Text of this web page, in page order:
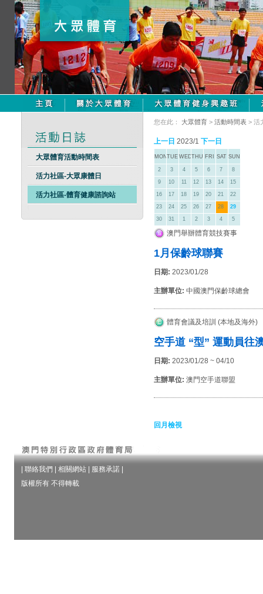
大眾體育活動時間表
活力社區-大眾康體日
活力社區-體育健康諮詢站
您在此： 大眾體育 > 活動時間表 > 活
上一日 2023/1 下一日
MONTUE WEDTHU FRI SAT SUN
2 3 4 5 6 7 8
9 10 11 12 13 14 15
16 17 18 19 20 21 22
23 24 25 26 27 28 29
30 31 1 2 3 4 5
澳門舉辦體育競技賽事
1月保齡球聯賽
日期: 2023/01/28
主辦單位: 中國澳門保齡球總會
體育會議及培訓 (本地及海外)
空手道 “型” 運動員往
日期: 2023/01/28 ~ 04/10
主辦單位: 澳門空手道聯盟
回月檢視
聯絡我們 相關網站 服務承諾
版權所有 不得轉載